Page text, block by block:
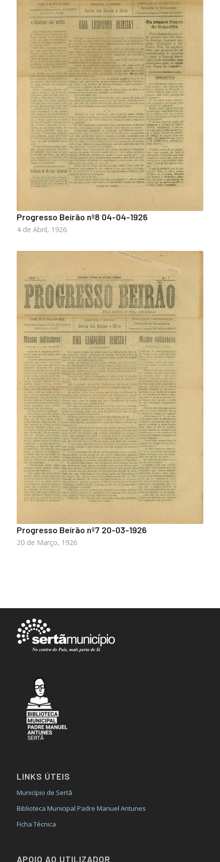
Progresso Beirão nº8 04-04-1926
4 de Abril, 1926
Progresso Beirão nº7 20-03-1926
20 de Março, 1926
LINKS ÚTEIS
Município de Sertã
Biblioteca Municipal Padre Manuel Antunes
Ficha Técnica
APOIO AO UTILIZADOR